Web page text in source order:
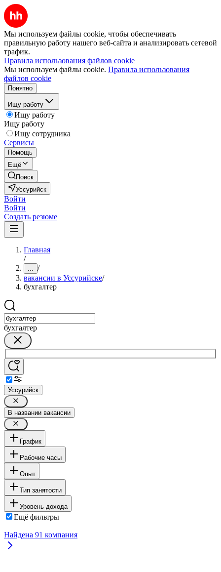
Мы используем файлы cookie, чтобы обеспечивать
правильную работу нашего веб-сайта и анализировать сетевой
трафик.
Правила использования файлов cookie
Мы используем файлы cookie. Правила использования
файлов cookie
Понятно
Ищу работу
Ищу работу
Ищу работу
Ищу сотрудника
Сервисы
Помощь
Ещё
Поиск
Уссурийск
Войти
Войти
Создать резюме
Главная
/
... /
вакансии в Уссурийске/
бухгалтер
бухгалтер
Уссурийск
В названии вакансии
График
Рабочие часы
Опыт
Тип занятости
Уровень дохода
Ещё фильтры
Найдена 91 компания